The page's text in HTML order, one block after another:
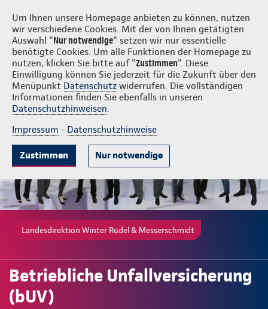
Um Ihnen unsere Homepage anbieten zu können, nutzen
wir verschiedene Cookies. Mit der von Ihnen getätigten
Auswahl "Nur notwendige" setzen wir nur essentielle
benötigte Cookies. Um alle Funktionen der Homepage zu
nutzen, klicken Sie bitte auf "Zustimmen". Diese
Einwilligung können Sie jederzeit für die Zukunft über den
Menüpunkt Datenschutz widerrufen. Die vollständigen
Informationen finden Sie ebenfalls in unseren
Datenschutzhinweisen.
Impressum - Datenschutzhinweise
Zustimmen Nur notwendige
Winter Rüdel & Messerschmidt Login
Gute Gründe Tarife & Leistungen Wissenswertes Beratung &
Landesdirektion Winter Rüdel & Messerschmidt
Betriebliche Unfallversicherung
(bUV)